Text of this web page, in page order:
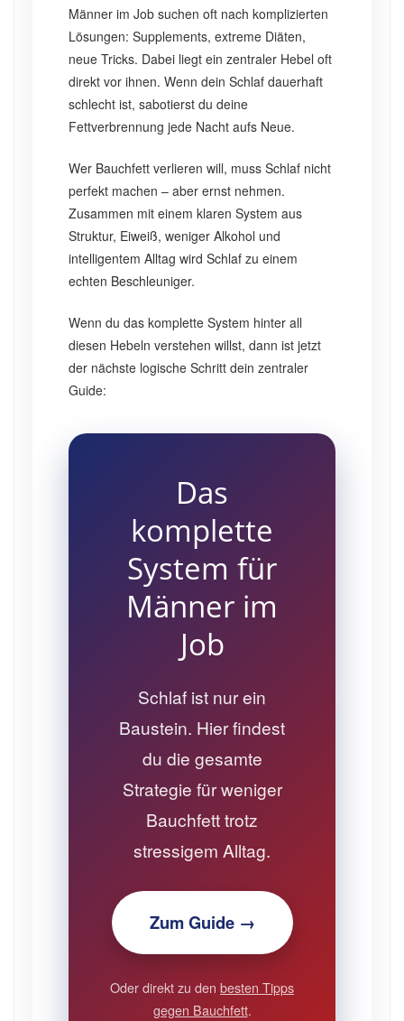
Männer im Job suchen oft nach komplizierten
Lösungen: Supplements, extreme Diäten,
neue Tricks. Dabei liegt ein zentraler Hebel oft
direkt vor ihnen. Wenn dein Schlaf dauerhaft
schlecht ist, sabotierst du deine
Fettverbrennung jede Nacht aufs Neue.
Wer Bauchfett verlieren will, muss Schlaf nicht
perfekt machen – aber ernst nehmen.
Zusammen mit einem klaren System aus
Struktur, Eiweiß, weniger Alkohol und
intelligentem Alltag wird Schlaf zu einem
echten Beschleuniger.
Wenn du das komplette System hinter all
diesen Hebeln verstehen willst, dann ist jetzt
der nächste logische Schritt dein zentraler
Guide:
Das
komplette
System für
Männer im
Job
Schlaf ist nur ein
Baustein. Hier findest
du die gesamte
Strategie für weniger
Bauchfett trotz
stressigem Alltag.
Zum Guide →
Oder direkt zu den besten Tipps
gegen Bauchfett.